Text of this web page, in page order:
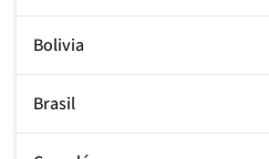
Bolivia
Brasil